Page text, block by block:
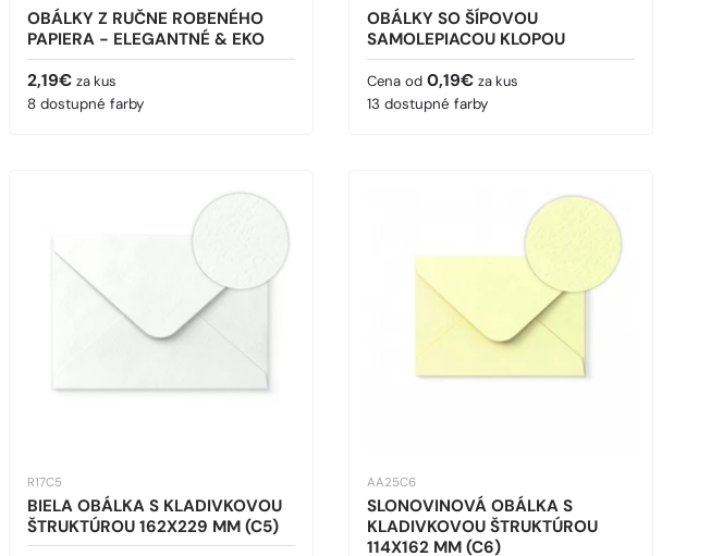
OBÁLKY Z RUČNE ROBENÉHO
PAPIERA - ELEGANTNÉ & EKO
Bežná cena
2,19€ za kus
8 dostupné farby
OBÁLKY SO ŠÍPOVOU
SAMOLEPIACOU KLOPOU
Bežná cena
Cena od 0,19€ za kus
13 dostupné farby
R17C5
BIELA OBÁLKA S KLADIVKOVOU
ŠTRUKTÚROU 162X229 MM (C5)
AA25C6
SLONOVINOVÁ OBÁLKA S
KLADIVKOVOU ŠTRUKTÚROU
114X162 MM (C6)